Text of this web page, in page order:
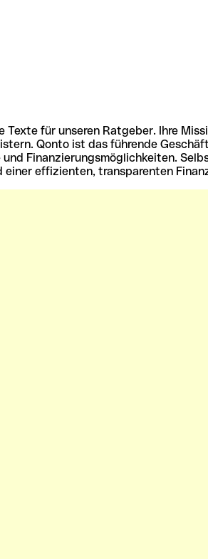
für unseren Ratgeber. Ihre
Qonto ist das führende
Finanzierungsmöglichkeiten.
effizienten, transparenten